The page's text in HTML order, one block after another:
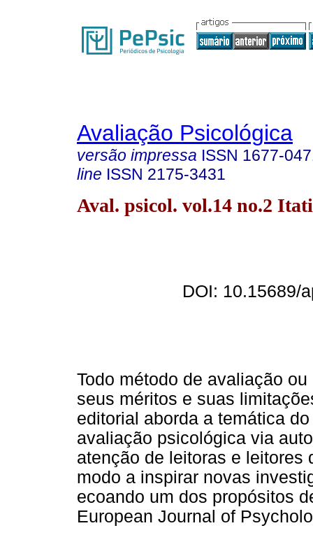
Avaliação Psicológica
versão impressa ISSN 1677-
line ISSN 2175-3431
Aval. psicol. vol.14 no.2
DOI: 10.15689/
Todo método de avaliação
seus méritos e suas
editorial aborda a temática
avaliação psicológica via
atenção de leitoras e leitores
modo a inspirar novas
ecoando um dos propósitos
European Journal of